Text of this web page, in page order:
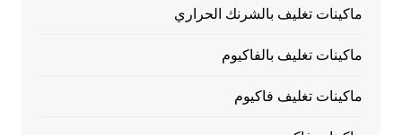
ماكينات تغليف بالشرنك الحراري
ماكينات تغليف بالفاكيوم
ماكينات تغليف فاكيوم